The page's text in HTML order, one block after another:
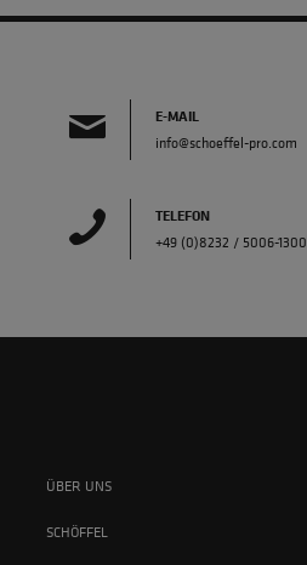
E-MAIL
info@schoeffel-pro.com
TELEFON
+49 (0)8232 / 5006-1300
ÜBER UNS
SCHÖFFEL